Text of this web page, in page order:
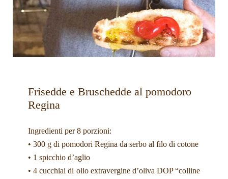
Frisedde e Bruschedde al pomodoro
Regina
Ingredienti per 8 porzioni:
• 300 g di pomodori Regina da serbo al filo di cotone
• 1 spicchio d’aglio
• 4 cucchiai di olio extravergine d’oliva DOP “colline